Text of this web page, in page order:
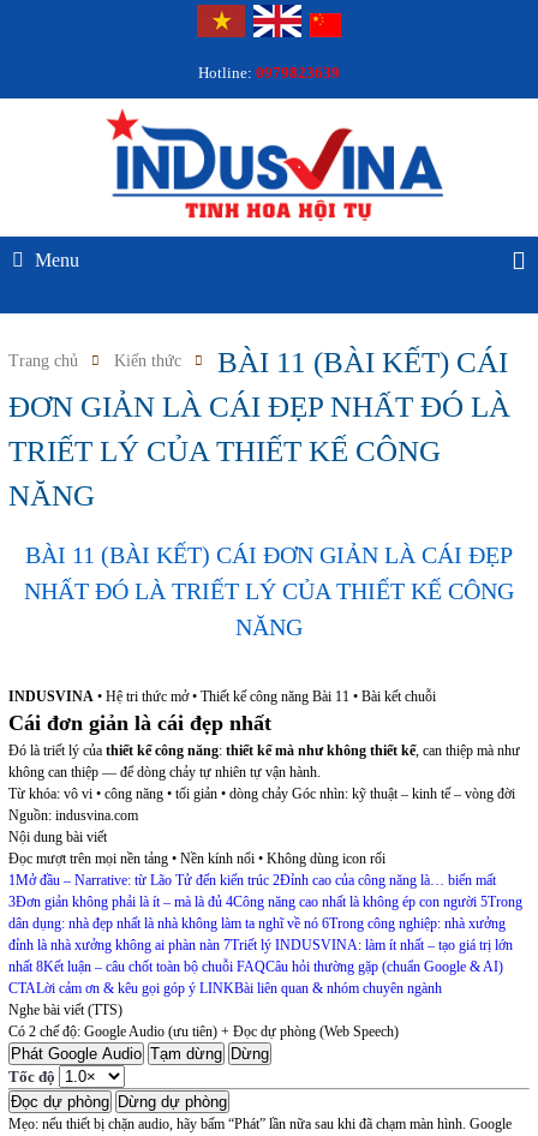
Hotline: 0979823639
Menu
Trang chủ Kiến thức
BÀI 11 (BÀI KẾT) CÁI
ĐƠN GIẢN LÀ CÁI ĐẸP NHẤT ĐÓ LÀ
TRIẾT LÝ CỦA THIẾT KẾ CÔNG
NĂNG
BÀI 11 (BÀI KẾT) CÁI ĐƠN GIẢN LÀ CÁI ĐẸP
NHẤT ĐÓ LÀ TRIẾT LÝ CỦA THIẾT KẾ CÔNG
NĂNG
INDUSVINA• Hệ tri thức mở • Thiết kế công năng Bài 11 • Bài kết chuỗi
Cái đơn giản là cái đẹp nhất
Đó là triết lý của thiết kế công năng: thiết kế mà như không thiết kế, can thiệp mà như
không can thiệp — để dòng chảy tự nhiên tự vận hành.
Từ khóa: vô vi • công năng • tối giản • dòng chảy Góc nhìn: kỹ thuật – kinh tế – vòng đời
Nguồn: indusvina.com
Nội dung bài viết
Đọc mượt trên mọi nền tảng • Nền kính nổi • Không dùng icon rối
1Mở đầu – Narrative: từ Lão Tử đến kiến trúc 2Đỉnh cao của công năng là… biến mất
3Đơn giản không phải là ít – mà là đủ 4Công năng cao nhất là không ép con người 5Trong
dân dụng: nhà đẹp nhất là nhà không làm ta nghĩ về nó 6Trong công nghiệp: nhà xưởng
đỉnh là nhà xưởng không ai phàn nàn 7Triết lý INDUSVINA: làm ít nhất – tạo giá trị lớn
nhất 8Kết luận – câu chốt toàn bộ chuỗi FAQCâu hỏi thường gặp (chuẩn Google & AI)
CTALời cảm ơn & kêu gọi góp ý LINKBài liên quan & nhóm chuyên ngành
Nghe bài viết (TTS)
Có 2 chế độ: Google Audio (ưu tiên) + Đọc dự phòng (Web Speech)
Phát Google Audio Tạm dừng
Dừng
Tốc độ
Đọc dự phòng
Dừng dự phòng
Mẹo: nếu thiết bị chặn audio, hãy bấm “Phát” lần nữa sau khi đã chạm màn hình. Google